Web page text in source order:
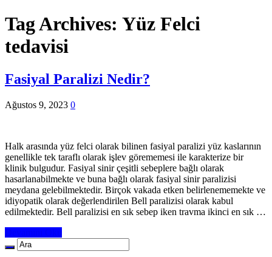
Tag Archives: Yüz Felci
tedavisi
Fasiyal Paralizi Nedir?
Ağustos 9, 2023 0
Halk arasında yüz felci olarak bilinen fasiyal paralizi yüz kaslarının
genellikle tek taraflı olarak işlev görememesi ile karakterize bir
klinik bulgudur. Fasiyal sinir çeşitli sebeplere bağlı olarak
hasarlanabilmekte ve buna bağlı olarak fasiyal sinir paralizisi
meydana gelebilmektedir. Birçok vakada etken belirlenememekte ve
idiyopatik olarak değerlendirilen Bell paralizisi olarak kabul
edilmektedir. Bell paralizisi en sık sebep iken travma ikinci en sık …